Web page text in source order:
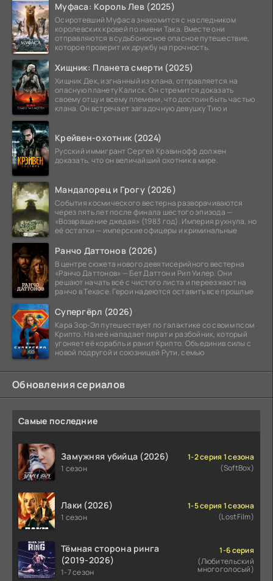
Муфаса: Король Лев (2025)
Осиротевший Муфаса знакомится с наследником
королевских кровей по имени Така. Вместе они
отправляются в судьбоносное опасное путешествие,
которое проверит их дружбу на прочность.
Хищник: Планета смерти (2025)
Хищник Дек, изгнанный из клана, отправляется на
опасную планету Калиск. Он стремится доказать
своему отцу и всему племени, что достоин быть частью
клана. Он встречает загадочную девушку Тию и
Крейвен-охотник (2024)
Русский иммигрант Сергей Кравинофф должен
доказать, что он величайший охотник в мире.
Мандалорец и Грогу (2026)
События космического вестерна разворачиваются
через пять лет после финала шестого эпизода —
«Возвращение джедая» (1983 год). Империя рухнула, но
её остатки — имперские офицеры и криминальные
Ранчо Даттонов (2026)
В центре сюжета нового девятисерийного вестерна
«Ранчо Даттонов» — Бет Даттон и Рип Уилер. Они
решают начать всё с чистого листа и переезжают на
ранчо в Техасе. Герои надеются оставить все прошлые
Супергёрл (2026)
Кара Зор-Эл путешествует по галактике со своим псом
Крипто. На неё нападает пират и разбойник, который
угоняет её корабль и ранит Крипто. Объединив силы с
новой подругой и союзницей Рути, семью
Обновления сериалов
Самые последние
Замужняя убийца (2026)
1 сезон
1-2 серия 1 сезона
(SoftBox)
Лаки (2026)
1 сезон
1-5 серия 1 сезона
(LostFilm)
Тёмная сторона ринга
(2019-2026)
1-7 сезон
1-6 серия
(Любительский
многоголосый)